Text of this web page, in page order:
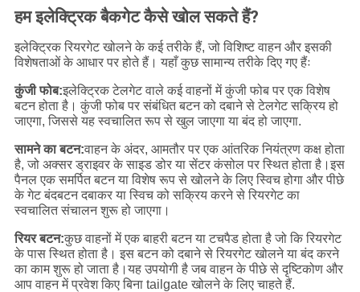
हम इलेक्ट्रिक बैकगेट कैसे खोल सकते हैं?
इलेक्ट्रिक रियरगेट खोलने के कई तरीके हैं, जो विशिष्ट वाहन और इसकी
विशेषताओं के आधार पर होते हैं। यहाँ कुछ सामान्य तरीके दिए गए हैंः
कुंजी फोब:इलेक्ट्रिक टेलगेट वाले कई वाहनों में कुंजी फोब पर एक विशेष
बटन होता है। कुंजी फोब पर संबंधित बटन को दबाने से टेलगेट सक्रिय हो
जाएगा, जिससे यह स्वचालित रूप से खुल जाएगा या बंद हो जाएगा.
सामने का बटन:वाहन के अंदर, आमतौर पर एक आंतरिक नियंत्रण कक्ष होता
है, जो अक्सर ड्राइवर के साइड डोर या सेंटर कंसोल पर स्थित होता है।इस
पैनल एक समर्पित बटन या विशेष रूप से खोलने के लिए स्विच होगा और पीछे
के गेट बंदबटन दबाकर या स्विच को सक्रिय करने से रियरगेट का
स्वचालित संचालन शुरू हो जाएगा।
रियर बटन:कुछ वाहनों में एक बाहरी बटन या टचपैड होता है जो कि रियरगेट
के पास स्थित होता है। इस बटन को दबाने से रियरगेट खोलने या बंद करने
का काम शुरू हो जाता है।यह उपयोगी है जब वाहन के पीछे से दृष्टिकोण और
आप वाहन में प्रवेश किए बिना tailgate खोलने के लिए चाहते हैं.